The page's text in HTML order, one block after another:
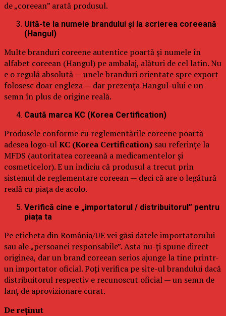
de „coreean” arată produsul.
Uită-te la numele brandului și la scrierea coreeană
(Hangul)
Multe branduri coreene autentice poartă și numele în
alfabet coreean (Hangul) pe ambalaj, alături de cel latin. Nu
e o regulă absolută — unele branduri orientate spre export
folosesc doar engleza — dar prezența Hangul-ului e un
semn în plus de origine reală.
Caută marca KC (Korea Certification)
Produsele conforme cu reglementările coreene poartă
adesea logo-ulKC (Korea Certification) sau referințe la
MFDS (autoritatea coreeană a medicamentelor și
cosmeticelor). E un indiciu că produsul a trecut prin
sistemul de reglementare coreean — deci că are o legătură
reală cu piața de acolo.
Verifică cine e „importatorul / distribuitorul” pentru
piața ta
Pe eticheta din România/UE vei găsi datele importatorului
sau ale „persoanei responsabile”. Asta nu-ți spune direct
originea, dar un brand coreean serios ajunge la tine printr-
un importator oficial. Poți verifica pe site-ul brandului dacă
distribuitorul respectiv e recunoscut oficial — un semn de
lanț de aprovizionare curat.
De reținut